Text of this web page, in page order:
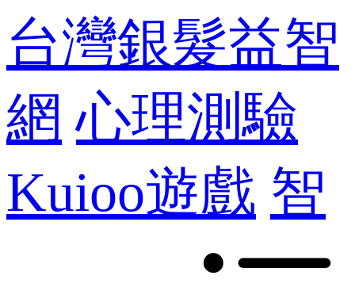
台灣銀髮益智
網 心理測驗
Kuioo遊戲 智